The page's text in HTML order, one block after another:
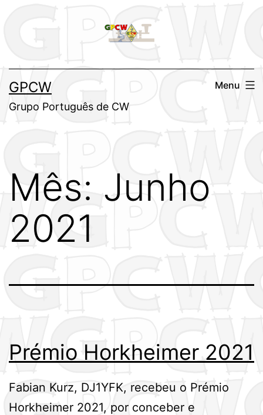
conteúdo
GPCW
Grupo Português de CW
Menu
Mês: Junho
2021
Prémio Horkheimer 2021
Fabian Kurz, DJ1YFK, recebeu o Prémio
Horkheimer 2021, por conceber e